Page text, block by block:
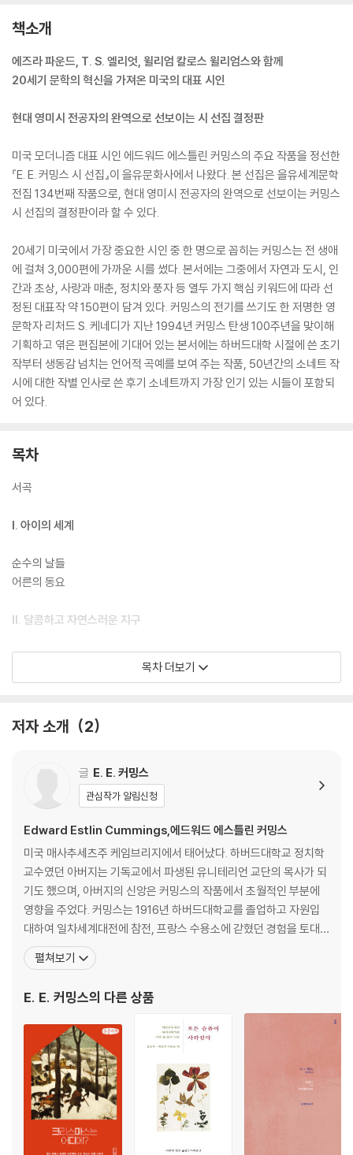
책소개
에즈라 파운드, T. S. 엘리엇, 윌리엄 칼로스 윌리엄스와 함께
20세기 문학의 혁신을 가져온 미국의 대표 시인
현대 영미시 전공자의 완역으로 선보이는 시 선집 결정판
미국 모더니즘 대표 시인 에드워드 에스틀린 커밍스의 주요 작품을 정선한
『E. E. 커밍스 시 선집』이 을유문화사에서 나왔다. 본 선집은 을유세계문학
전집 134번째 작품으로, 현대 영미시 전공자의 완역으로 선보이는 커밍스
시 선집의 결정판이라 할 수 있다.
20세기 미국에서 가장 중요한 시인 중 한 명으로 꼽히는 커밍스는 전 생애
에 걸쳐 3,000편에 가까운 시를 썼다. 본서에는 그중에서 자연과 도시, 인
간과 초상, 사랑과 매춘, 정치와 풍자 등 열두 가지 핵심 키워드에 따라 선
정된 대표작 약 150편이 담겨 있다. 커밍스의 전기를 쓰기도 한 저명한 영
문학자 리처드 S. 케네디가 지난 1994년 커밍스 탄생 100주년을 맞이해
기획하고 엮은 편집본에 기대어 있는 본서에는 하버드대학 시절에 쓴 초기
작부터 생동감 넘치는 언어적 곡예를 보여 주는 작품, 50년간의 소네트 작
시에 대한 작별 인사로 쓴 후기 소네트까지 가장 인기 있는 시들이 포함되
어 있다.
목차
서곡
I. 아이의 세계
순수의 날들
어른의 동요
II. 달콤하고 자연스러운 지구
봄
IV. 초상
V. 사랑과 사랑의 신비
VI. 함께물드는 순간을 얻기
VII. 키티, 미미, 마르지와 친구들
VIII. 인간의 차원
IX. 신화와 알레고리
X. 도시의 풍경
XI. 풍자의 대상들
전쟁
코뮤니즘과 파시즘
목차 더보기
저자 소개 2
글 E. E. 커밍스
관심작가 알림신청
Edward Estlin Cummings,에드워드 에스틀린 커밍스
미국 매사추세츠주 케임브리지에서 태어났다. 하버드대학교 정치학
교수였던 아버지는 기독교에서 파생된 유니테리언 교단의 목사가 되
기도 했으며, 아버지의 신앙은 커밍스의 작품에서 초월적인 부분에
영향을 주었다. 커밍스는 1916년 하버드대학교를 졸업하고 자원입
대하여 일차세계대전에 참전, 프랑스 수용소에 갇혔던 경험을 토대
로 소설 『거대한 방The Enormous Room』을 집필한다. 참전하면
서 접했던 유럽 아방가르드에 큰 영향을 받았고 말년에는 자주 파리
y Fair』의 프리랜서 작가로 일하며 뉴욕과 코네티컷주에
펼쳐보기
E. E. 커밍스의 다른 상품